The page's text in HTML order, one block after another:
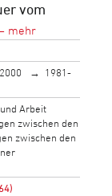
vom
1981-
Arbeit
zwischen den
zwischen den